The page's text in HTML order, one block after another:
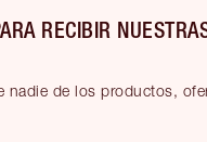
RECIBIR
nadie de los productos,